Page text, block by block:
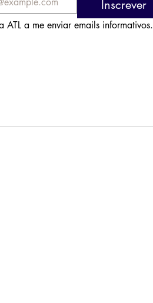
Inscrever
ATL a me enviar emails informativos.